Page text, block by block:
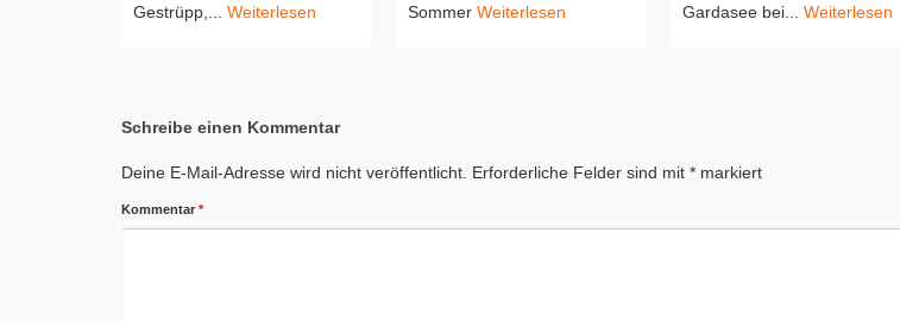
Gestrüpp,... Weiterlesen
Sommer Weiterlesen
Gardasee bei... Weiterlesen
Schreibe einen Kommentar
Deine E-Mail-Adresse wird nicht veröffentlicht. Erforderliche Felder sind mit * markiert
Kommentar *